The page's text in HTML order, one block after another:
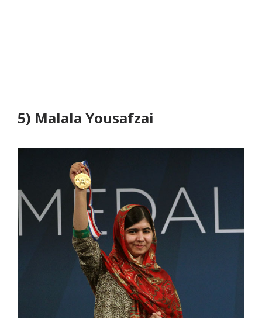
5) Malala Yousafzai